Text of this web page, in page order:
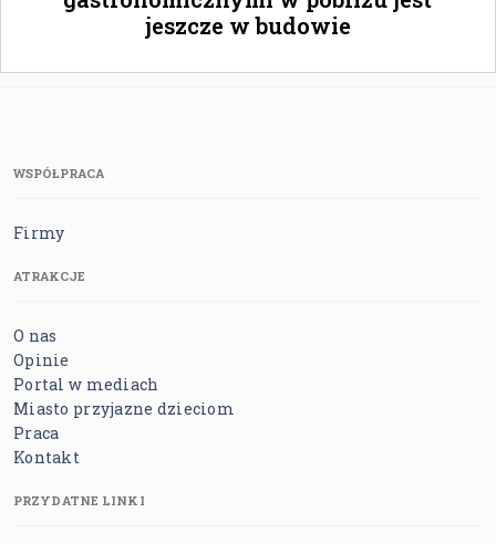
jeszcze w budowie
WSPÓŁPRACA
Firmy
ATRAKCJE
O nas
Opinie
Portal w mediach
Miasto przyjazne dzieciom
Praca
Kontakt
PRZYDATNE LINKI